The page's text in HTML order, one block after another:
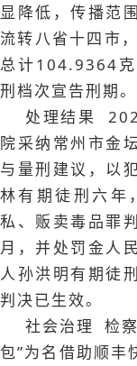
显降低，传播范
流转八省十四市
总计104.9364
刑档次宣告刑期。
处理结果
院采纳常州市金
与量刑建议，以
林有期徒刑六年
私、贩卖毒品罪
月，并处罚金人
人孙洪明有期徒
判决已生效。
社会治理 检
包”为名借助顺丰